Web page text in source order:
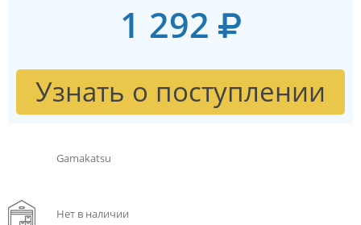
1 292
Узнать о поступлении
Gamakatsu
Нет в наличии